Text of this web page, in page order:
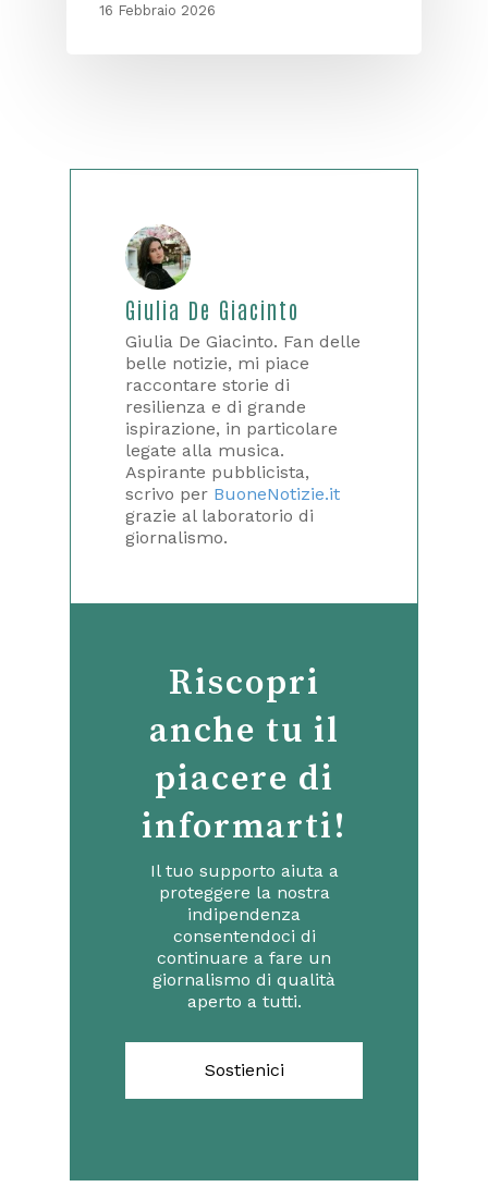
16 Febbraio 2026
Giulia De Giacinto
Giulia De Giacinto. Fan delle
belle notizie, mi piace
raccontare storie di
resilienza e di grande
ispirazione, in particolare
legate alla musica.
Aspirante pubblicista,
scrivo per BuoneNotizie.it
grazie al laboratorio di
giornalismo.
Riscopri
anche tu il
piacere di
informarti!
Il tuo supporto aiuta a
proteggere la nostra
indipendenza
consentendoci di
continuare a fare un
giornalismo di qualità
aperto a tutti.
Sostienici